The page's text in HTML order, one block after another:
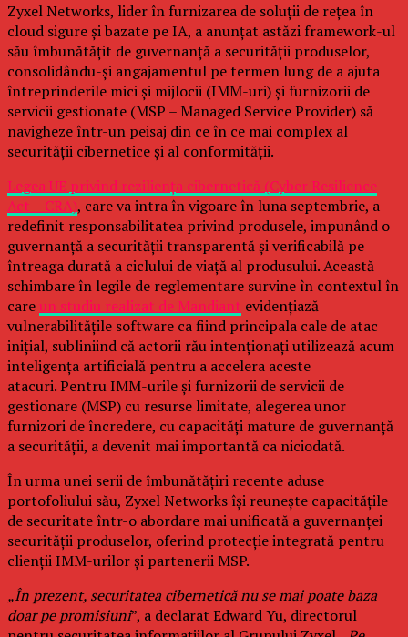
Zyxel Networks, lider în furnizarea de soluții de rețea în
cloud sigure și bazate pe IA, a anunțat astăzi framework-ul
său îmbunătățit de guvernanță a securității produselor,
consolidându-și angajamentul pe termen lung de a ajuta
întreprinderile mici și mijlocii (IMM-uri) și furnizorii de
servicii gestionate (MSP – Managed Service Provider) să
navigheze într-un peisaj din ce în ce mai complex al
securității cibernetice și al conformității.
Legea UE privind reziliența cibernetică (Cyber Resilience
Act – CRA), care va intra în vigoare în luna septembrie, a
redefinit responsabilitatea privind produsele, impunând o
guvernanță a securității transparentă și verificabilă pe
întreaga durată a ciclului de viață al produsului. Această
schimbare în legile de reglementare survine în contextul în
careun studiu realizat de Mandiant evidențiază
vulnerabilitățile software ca fiind principala cale de atac
inițial, subliniind că actorii rău intenționați utilizează acum
inteligența artificială pentru a accelera aceste
atacuri. Pentru IMM-urile și furnizorii de servicii de
gestionare (MSP) cu resurse limitate, alegerea unor
furnizori de încredere, cu capacități mature de guvernanță
a securității, a devenit mai importantă ca niciodată.
În urma unei serii de îmbunătățiri recente aduse
portofoliului său, Zyxel Networks își reunește capacitățile
de securitate într-o abordare mai unificată a guvernanței
securității produselor, oferind protecție integrată pentru
clienții IMM-urilor și partenerii MSP.
„În prezent, securitatea cibernetică nu se mai poate baza
doar pe promisiuni”, a declarat Edward Yu, directorul